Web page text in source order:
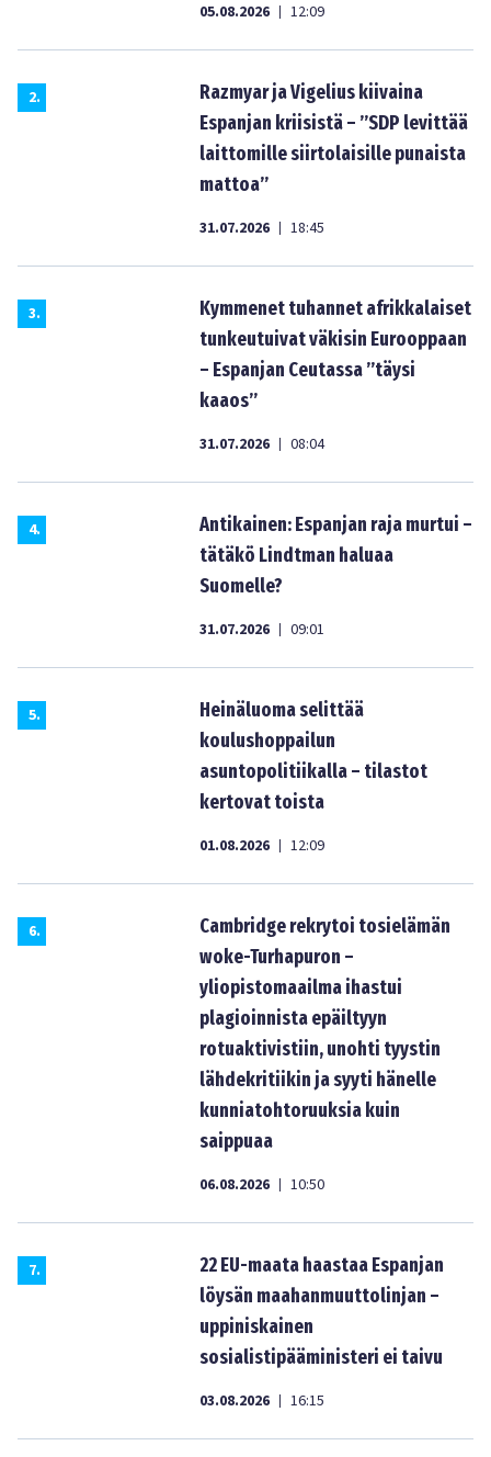
05.08.2026 | 12:09
2.
Razmyar ja Vigelius kiivaina
Espanjan kriisistä – ”SDP levittää
laittomille siirtolaisille punaista
mattoa”
31.07.2026 | 18:45
3.
Kymmenet tuhannet afrikkalaiset
tunkeutuivat väkisin Eurooppaan
– Espanjan Ceutassa ”täysi
kaaos”
31.07.2026 | 08:04
4.
Antikainen: Espanjan raja murtui –
tätäkö Lindtman haluaa
Suomelle?
31.07.2026 | 09:01
5.
Heinäluoma selittää
koulushoppailun
asuntopolitiikalla – tilastot
kertovat toista
01.08.2026 | 12:09
6.
Cambridge rekrytoi tosielämän
woke-Turhapuron –
yliopistomaailma ihastui
plagioinnista epäiltyyn
rotuaktivistiin, unohti tyystin
lähdekritiikin ja syyti hänelle
kunniatohtoruuksia kuin
saippuaa
06.08.2026 | 10:50
7.
22 EU-maata haastaa Espanjan
löysän maahanmuuttolinjan –
uppiniskainen
sosialistipääministeri ei taivu
03.08.2026 | 16:15